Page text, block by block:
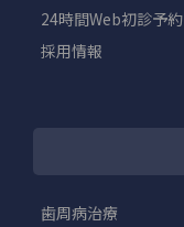
24時間Web初診予約
採用情報
歯周病治療